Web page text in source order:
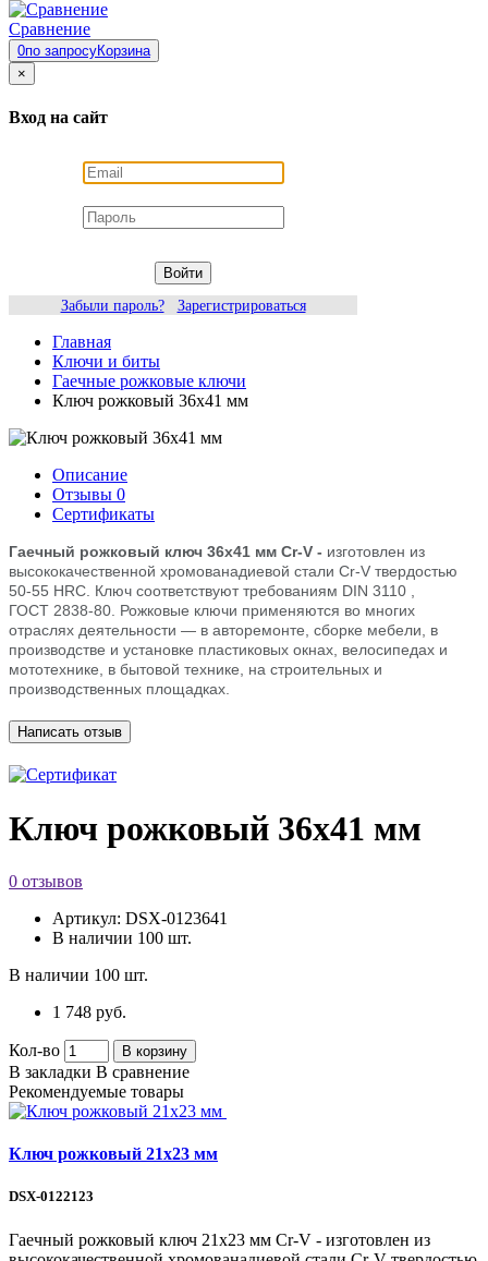
Сравнение
0по запросуКорзина
×
Вход на сайт
Войти
Забыли пароль?
Зарегистрироваться
Главная
Ключи и биты
Гаечные рожковые ключи
Ключ рожковый 36х41 мм
Описание
Отзывы 0
Сертификаты
Гаечный рожковый ключ 36х41 мм Cr-V - изготовлен из
высококачественной хромованадиевой стали Cr-V твердостью
50-55 HRС. Ключ соответствуют требованиям DIN 3110 ,
ГОСТ 2838-80. Рожковые ключи применяются во многих
отраслях деятельности — в авторемонте, сборке мебели, в
производстве и установке пластиковых окнах, велосипедах и
мототехнике, в бытовой технике, на строительных и
производственных площадках.
Ключ рожковый 36х41 мм
0 отзывов
Артикул: DSX-0123641
В наличии 100 шт.
В наличии 100 шт.
1 748 руб.
Кол-во В корзину
В закладки В сравнение
Рекомендуемые товары
Ключ рожковый 21х23 мм
DSX-0122123
Гаечный рожковый ключ 21х23 мм Cr-V - изготовлен из